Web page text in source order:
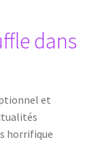
dans
et
horrifique